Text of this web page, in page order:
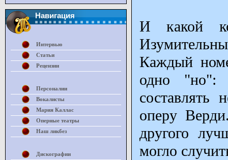
И какой
Каждый
одно "но":
составлять
оперу
другого
могло
Навигация
Интервью
Статьи
Рецензии
Персоналии
Вокалисты
Мария Каллас
Оперные театры
Наш ликбез
Дискографии